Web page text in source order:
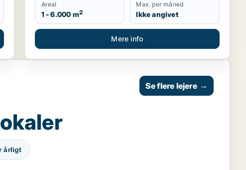
Areal
1 - 6.000 m2
Max. per måned
Ikke angivet
Mere info
årligt
Se flere lejere →